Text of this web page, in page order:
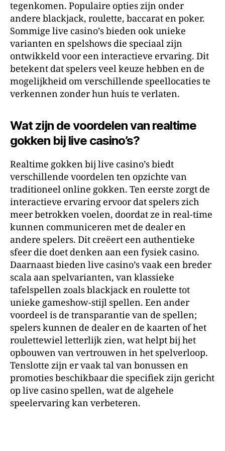
tegenkomen. Populaire opties zijn onder
andere blackjack, roulette, baccarat en poker.
Sommige live casino’s bieden ook unieke
varianten en spelshows die speciaal zijn
ontwikkeld voor een interactieve ervaring. Dit
betekent dat spelers veel keuze hebben en de
mogelijkheid om verschillende speellocaties te
verkennen zonder hun huis te verlaten.
Wat zijn de voordelen van realtime
gokken bij live casino’s?
Realtime gokken bij live casino’s biedt
verschillende voordelen ten opzichte van
traditioneel online gokken. Ten eerste zorgt de
interactieve ervaring ervoor dat spelers zich
meer betrokken voelen, doordat ze in real-time
kunnen communiceren met de dealer en
andere spelers. Dit creëert een authentieke
sfeer die doet denken aan een fysiek casino.
Daarnaast bieden live casino’s vaak een breder
scala aan spelvarianten, van klassieke
tafelspellen zoals blackjack en roulette tot
unieke gameshow-stijl spellen. Een ander
voordeel is de transparantie van de spellen;
spelers kunnen de dealer en de kaarten of het
roulettewiel letterlijk zien, wat helpt bij het
opbouwen van vertrouwen in het spelverloop.
Tenslotte zijn er vaak tal van bonussen en
promoties beschikbaar die specifiek zijn gericht
op live casino spellen, wat de algehele
speelervaring kan verbeteren.